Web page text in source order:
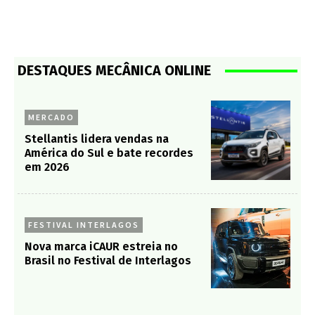
DESTAQUES MECÂNICA ONLINE
MERCADO
Stellantis lidera vendas na
América do Sul e bate recordes
em 2026
FESTIVAL INTERLAGOS
Nova marca iCAUR estreia no
Brasil no Festival de Interlagos